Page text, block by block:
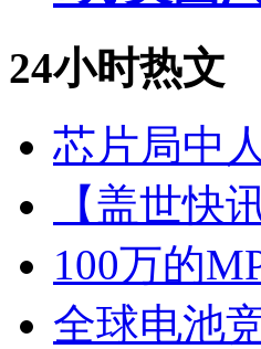
24小时热文
芯片局中
【盖世快
100万的
全球电池